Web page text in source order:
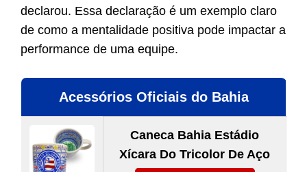
declarou. Essa declaração é um exemplo claro
de como a mentalidade positiva pode impactar a
performance de uma equipe.
Acessórios Oficiais do Bahia
Caneca Bahia Estádio
Xícara Do Tricolor De Aço